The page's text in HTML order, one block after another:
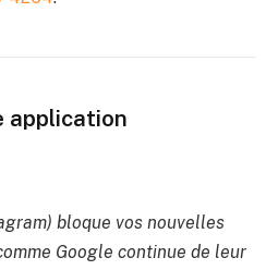
application
bloque vos nouvelles
Google continue de leur